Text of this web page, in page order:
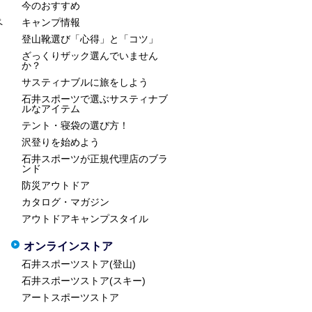
今のおすすめ
キャンプ情報
登山靴選び「心得」と「コツ」
ざっくりザック選んでいません
か？
サスティナブルに旅をしよう
石井スポーツで選ぶサスティナブ
ルなアイテム
テント・寝袋の選び方！
沢登りを始めよう
石井スポーツが正規代理店のブラ
ンド
防災アウトドア
カタログ・マガジン
アウトドアキャンプスタイル
オンラインストア
石井スポーツストア(登山)
石井スポーツストア(スキー)
アートスポーツストア